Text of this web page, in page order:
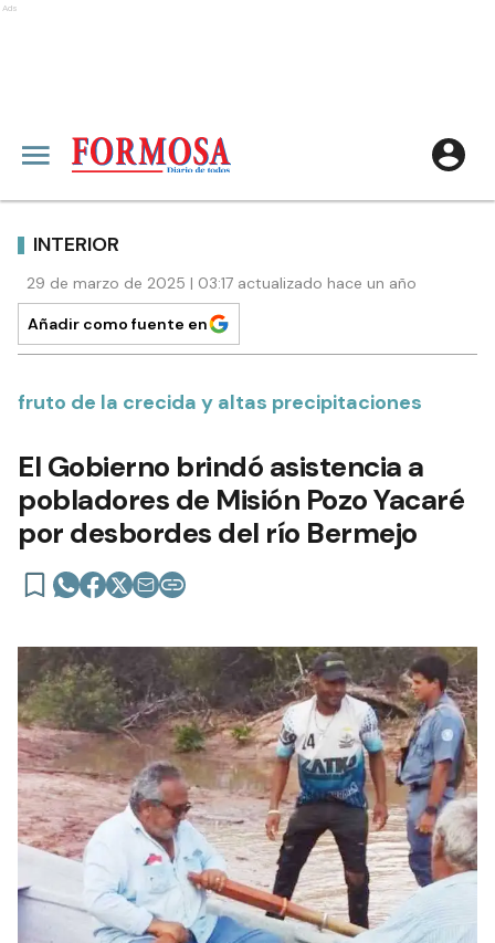
Ads
INTERIOR
29 de marzo de 2025 | 03:17 actualizado hace un año
Añadir como fuente en
fruto de la crecida y altas precipitaciones
El Gobierno brindó asistencia a
pobladores de Misión Pozo Yacaré
por desbordes del río Bermejo